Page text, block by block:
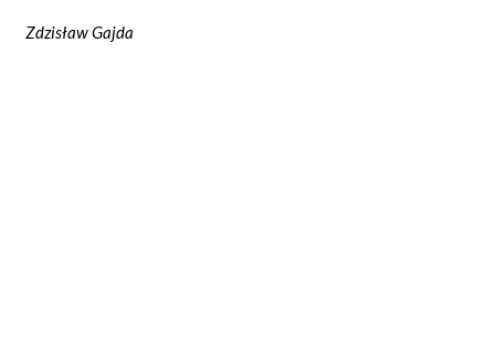
Zdzisław Gajda